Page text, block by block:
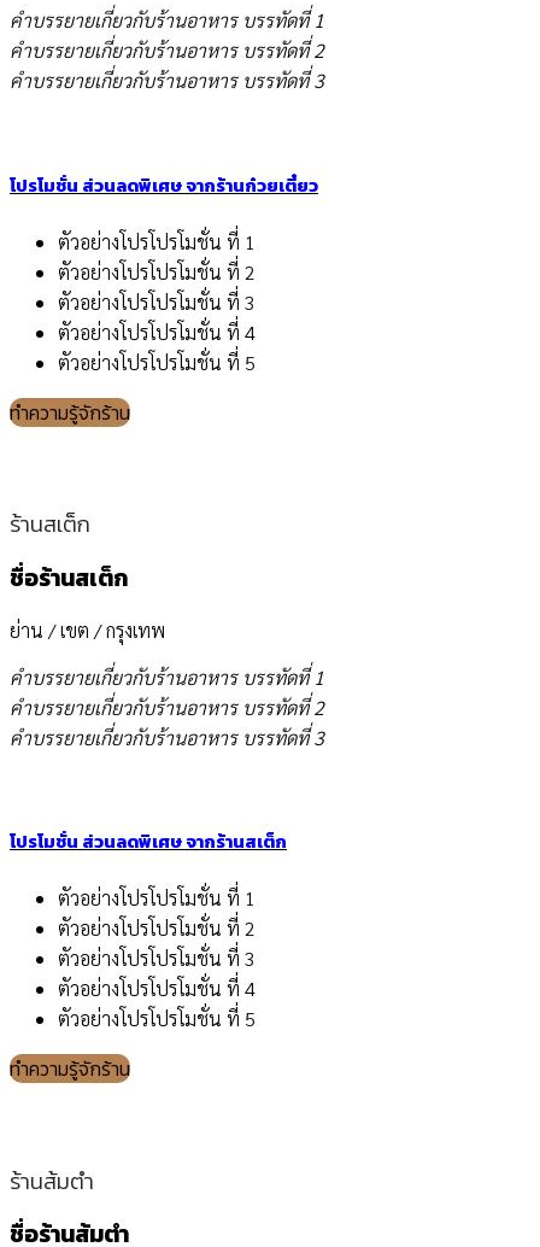
คำบรรยายเกี่ยวกับร้านอาหาร บรรทัดที่ 1
คำบรรยายเกี่ยวกับร้านอาหาร บรรทัดที่ 2
คำบรรยายเกี่ยวกับร้านอาหาร บรรทัดที่ 3
โปรโมชั่น ส่วนลดพิเศษ จากร้านก๋วยเตี๋ยว
ตัวอย่างโปรโปรโมชั่น ที่ 1
ตัวอย่างโปรโปรโมชั่น ที่ 2
ตัวอย่างโปรโปรโมชั่น ที่ 3
ตัวอย่างโปรโปรโมชั่น ที่ 4
ตัวอย่างโปรโปรโมชั่น ที่ 5
ทำความรู้จักร้าน
ร้านสเต็ก
ชื่อร้านสเต็ก
ย่าน / เขต / กรุงเทพ
คำบรรยายเกี่ยวกับร้านอาหาร บรรทัดที่ 1
คำบรรยายเกี่ยวกับร้านอาหาร บรรทัดที่ 2
คำบรรยายเกี่ยวกับร้านอาหาร บรรทัดที่ 3
โปรโมชั่น ส่วนลดพิเศษ จากร้านสเต็ก
ตัวอย่างโปรโปรโมชั่น ที่ 1
ตัวอย่างโปรโปรโมชั่น ที่ 2
ตัวอย่างโปรโปรโมชั่น ที่ 3
ตัวอย่างโปรโปรโมชั่น ที่ 4
ตัวอย่างโปรโปรโมชั่น ที่ 5
ทำความรู้จักร้าน
ร้านส้มตำ
ชื่อร้านส้มตำ